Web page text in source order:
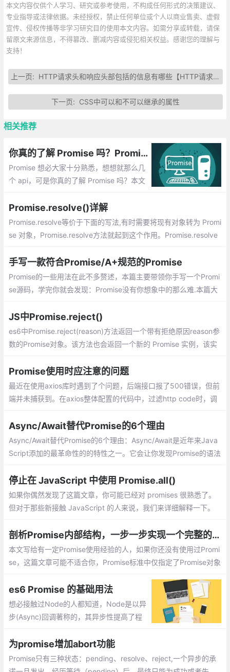
本文内容仅供个人学习、研究或参考使用，不构成任何形式的决策建议、
专业指导或法律依据。未经授权，禁止任何单位或个人以商业售卖、虚假
宣传、侵权传播等非学习研究目的使用本文内容。如需分享或转载，请保
留原文来源信息，不得篡改、删减内容或侵犯相关权益。感谢您的理解与
支持！
上一页: HTTP请求头和响应头部包括的信息有哪些【HTTP请求头各字段解释】
下一页: CSS中可以和不可以继承的属性
相关推荐
你真的了解 Promise 吗？Promise 必知必会（十道题）
Promise 想必大家十分熟悉，想想就那么几
个 api，可是你真的了解 Promise 吗？本文
看看你能做对几道。
Promise.resolve()详解
Promise.resolve等价于下面的写法,有时需要将现有对象转为 Promi
se 对象，Promise.resolve方法就起到这个作用。Promise.resolve
受状态（resolve）
手写一款符合Promise/A+规范的Promise
Promise的一些用法在此不多赘述，本篇主要带领你手写一个Promi
se源码，学完你就会发现：Promise没有你想象中的那么难.本篇大
链式调用then、增加catch finally方法、增加all race 等方法、实现
一个promise的延迟对象defer、最终测试
JS中Promise.reject()
es6中Promise.reject(reason)方法返回一个带有拒绝原因reason参
数的Promise对象。该方法也会返回一个新的 Promise 实例，该实
Promise使用时应注意的问题
最近在使用axios库时遇到了个问题，后端接口报了500错误，但前
端并未捕获到。在axios整体配置的代码中，过滤http code时，调
结果返回，也就是并未返回promise，这就是导致问题出现的原因
Async/Await替代Promise的6个理由
Async/Await替代Promise的6个理由：Async/Await是近年来Java
Script添加的最革命性的的特性之一。它会让你发现Promise的语法
停止在 JavaScript 中使用 Promise.all()
如果你偶然发现了这篇文章，你可能已经对 promises 很熟悉了。
但对于那些新接触 JavaScript 的人来说，我们来详细解释一下。
剖析Promise内部结构，一步一步实现一个完整的、能通过所有Test case的Promise类
本文写给有一定Promise使用经验的人，如果你还没有使用过Promi
se，这篇文章可能不适合你，Promise标准中仅指定了Promise对象
es6 Promise 的基础用法
想必接触过Node的人都知道，Node是以异
步(Async)回调著称的，其异步性提高了程
性。如果我们有几个异步操作，并且后一个
操作需要前一个操作返回的数据才能执行
为promise增加abort功能
Promise只有三种状态：pending、resolve、reject,一个异步的承